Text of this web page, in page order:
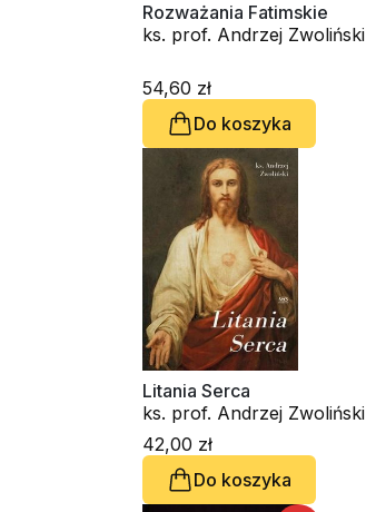
Rozważania Fatimskie
ks. prof. Andrzej Zwoliński
54,60 zł
Do koszyka
Litania Serca
ks. prof. Andrzej Zwoliński
42,00 zł
Do koszyka